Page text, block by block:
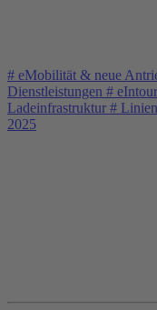
# eMobilität & neue
Dienstleistungen #
Ladeinfrastruktur #
2025